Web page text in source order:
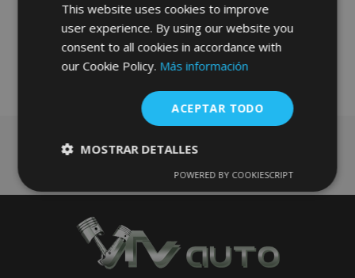
a la
Lista
Deseos
This website uses cookies to improve
user experience. By using our website you
consent to all cookies in accordance with
our Cookie Policy. Más información
ACEPTAR TODO
MOSTRAR DETALLES
estrictamente
Cookies de
rendimiento
Cookies de
Cookies de
POWERED BY COOKIESCRIPT